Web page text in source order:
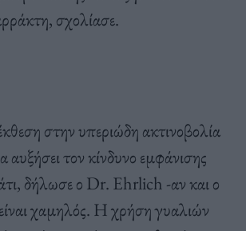
σχολίασε.
στην υπεριώδη ακτινοβολία
αυξήσει τον κίνδυνο εμφάνισης
δήλωσε ο Dr. Ehrlich -αν και ο
χαμηλός. Η χρήση γυαλιών